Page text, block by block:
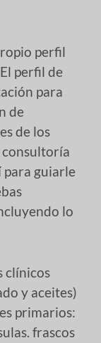
perfil
perfil de
para
de
de los
consultoría
para guiarle
lo
clínicos
y aceites)
primarios:
frascos